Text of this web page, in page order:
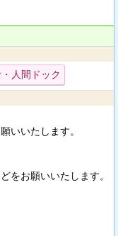
人間ドック
いいたします。
をお願いいたします。